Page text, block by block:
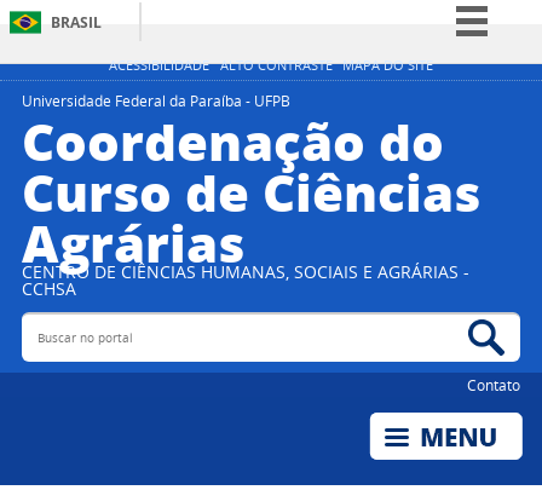
ACESSIBILIDADE ALTO CONTRASTE MAPA DO SITE
BRASIL
Simplifique!
Participe
Acesso à informação
Legislação
Universidade Federal da Paraíba - UFPB
Coordenação do
Curso de Ciências
Agrárias
CENTRO DE CIÊNCIAS HUMANAS, SOCIAIS E AGRÁRIAS -
CCHSA
Buscar no portal
Contato